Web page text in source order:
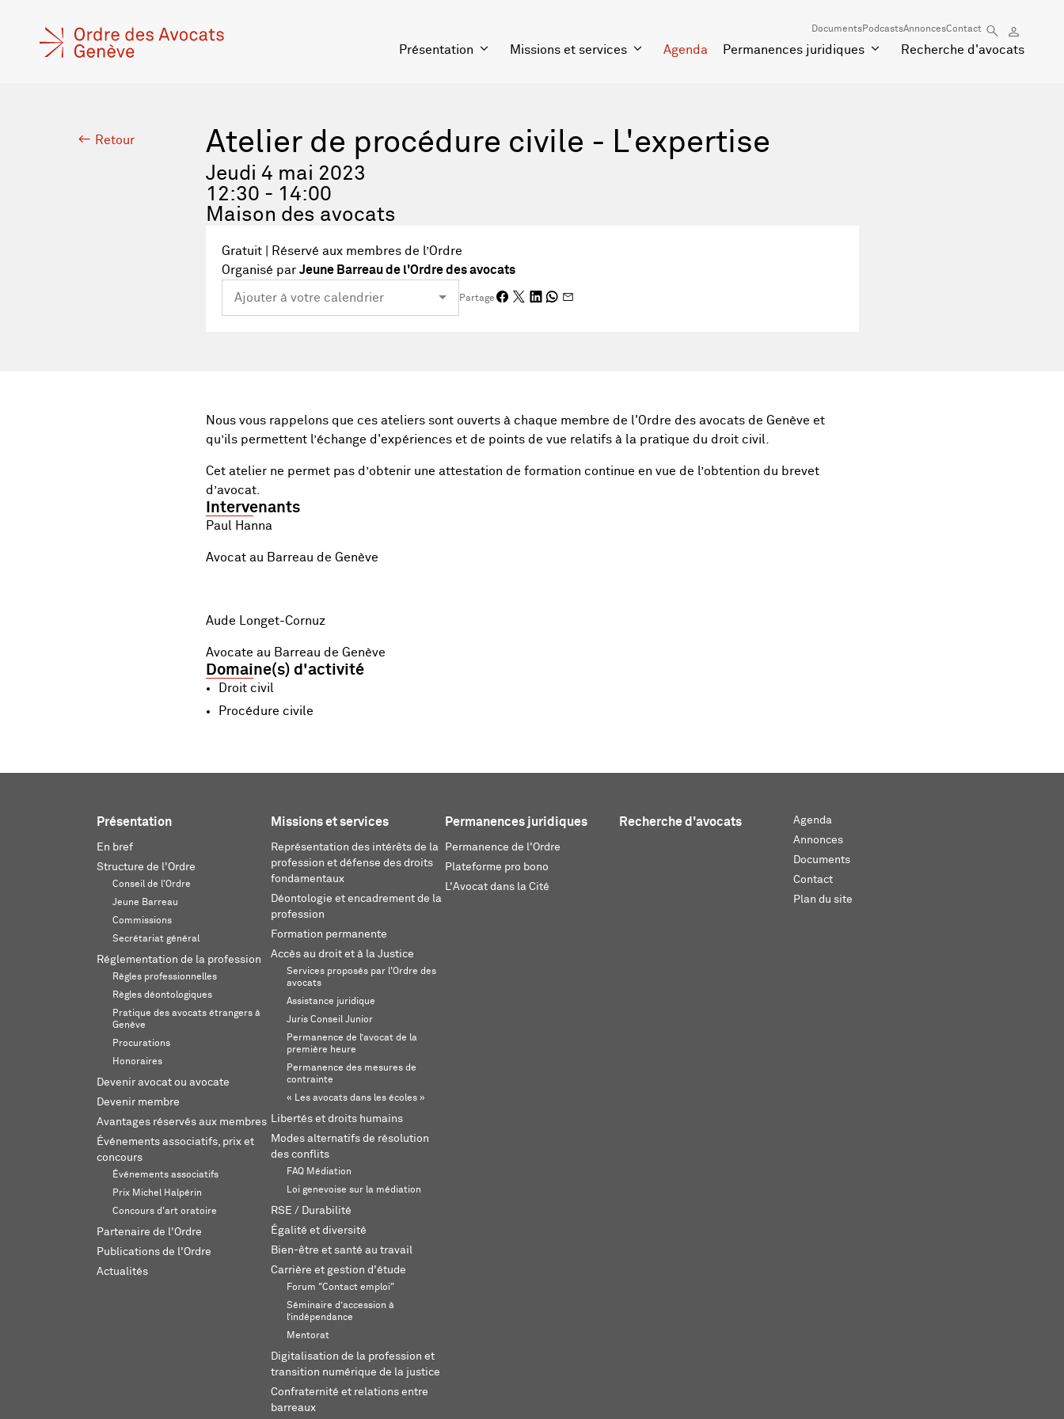
DocumentsPodcastsAnnoncesContact
Présentation Missions et services Agenda Permanences juridiques Recherche d'avocats
Retour Atelier de procédure civile - L'expertise
Jeudi 4 mai 2023
12:30 - 14:00
Maison des avocats
Gratuit | Réservé aux membres de l’Ordre
Organisé par Jeune Barreau de l'Ordre des avocats
Partage
Nous vous rappelons que ces ateliers sont ouverts à chaque membre de l'Ordre des avocats de Genève et
qu’ils permettent l’échange d'expériences et de points de vue relatifs à la pratique du droit civil.
Cet atelier ne permet pas d’obtenir une attestation de formation continue en vue de l’obtention du brevet
d’avocat.
Intervenants
Paul Hanna
Avocat au Barreau de Genève
Aude Longet-Cornuz
Avocate au Barreau de Genève
Domaine(s) d'activité
Droit civil
Procédure civile
Présentation
En bref
Structure de l'Ordre
Conseil de l'Ordre
Jeune Barreau
Commissions
Secrétariat général
Réglementation de la profession
Règles professionnelles
Règles déontologiques
Pratique des avocats étrangers à
Genève
Procurations
Honoraires
Devenir avocat ou avocate
Devenir membre
Avantages réservés aux membres
Événements associatifs, prix et
concours
Événements associatifs
Prix Michel Halpérin
Concours d'art oratoire
Partenaire de l'Ordre
Publications de l'Ordre
Actualités
Missions et services
Représentation des intérêts de la
profession et défense des droits
fondamentaux
Déontologie et encadrement de la
profession
Formation permanente
Accès au droit et à la Justice
Services proposés par l'Ordre des
avocats
Assistance juridique
Juris Conseil Junior
Permanence de l’avocat de la
première heure
Permanence des mesures de
contrainte
« Les avocats dans les écoles »
Libertés et droits humains
Modes alternatifs de résolution
des conflits
FAQ Médiation
Loi genevoise sur la médiation
RSE / Durabilité
Égalité et diversité
Bien-être et santé au travail
Carrière et gestion d'étude
Forum "Contact emploi"
Séminaire d’accession à
l’indépendance
Mentorat
Digitalisation de la profession et
transition numérique de la justice
Confraternité et relations entre
barreaux
Permanences juridiques
Permanence de l'Ordre
Plateforme pro bono
L'Avocat dans la Cité
Recherche d'avocats
Agenda
Annonces
Documents
Contact
Plan du site